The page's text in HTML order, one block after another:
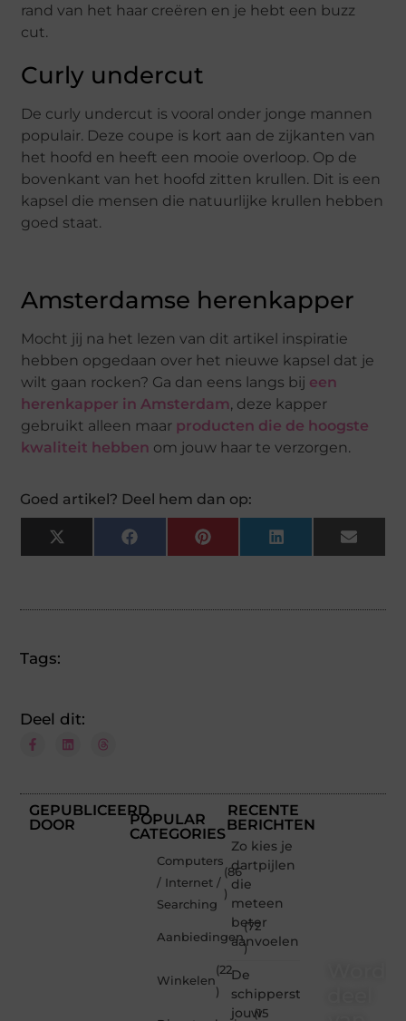
rand van het haar creëren en je hebt een buzz
cut.
Curly undercut
De curly undercut is vooral onder jonge mannen
populair. Deze coupe is kort aan de zijkanten van
het hoofd en heeft een mooie overloop. Op de
bovenkant van het hoofd zitten krullen. Dit is een
kapsel die mensen die natuurlijke krullen hebben
goed staat.
Amsterdamse herenkapper
Mocht jij na het lezen van dit artikel inspiratie
hebben opgedaan over het nieuwe kapsel dat je
wilt gaan rocken? Ga dan eens langs bij een
herenkapper in Amsterdam, deze kapper
gebruikt alleen maar producten die de hoogste
kwaliteit hebben om jouw haar te verzorgen.
Goed artikel? Deel hem dan op:
X
(Twitter)
FacebookPinterestLinkedInEmail
Tags:
Deel dit:
GEPUBLICEERD
DOOR
POPULAR
CATEGORIES
Computers
/ Internet /
Searching
(86
)
Aanbiedingen
(72
)
Winkelen
(22
)
(15
RECENTE
BERICHTEN
Zo kies je
dartpijlen
die
meteen
beter
aanvoelen
De
schipperstrui
jouw